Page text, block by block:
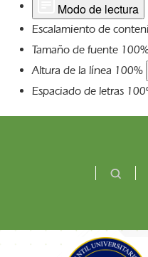
Modo de lectura
Escalamiento de
Tamaño de fuente 100
Altura de la línea 100%
Espaciado de letras 100